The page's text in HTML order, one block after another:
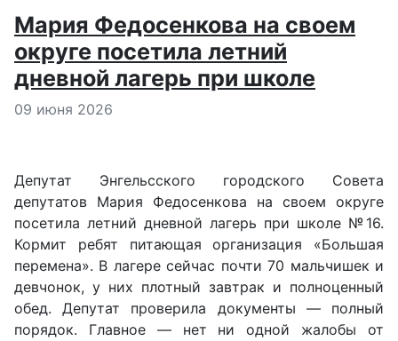
Мария Федосенкова на своем
округе посетила летний
дневной лагерь при школе
Информация о материале
09 июня 2026
Депутат Энгельсского городского Совета
депутатов Мария Федосенкова на своем округе
посетила летний дневной лагерь при школе №16.
Кормит ребят питающая организация «Большая
перемена». В лагере сейчас почти 70 мальчишек и
девчонок, у них плотный завтрак и полноценный
обед. Депутат проверила документы — полный
порядок. Главное — нет ни одной жалобы от